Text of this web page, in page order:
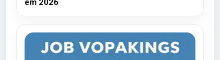
em 2026